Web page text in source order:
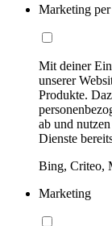
Marketing
Mit deiner
unserer
Produkte.
ab und
Dienste
Bing, Criteo,
Marketing